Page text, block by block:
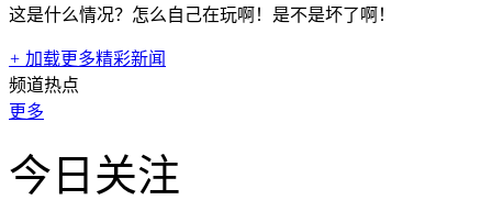
这是什么情况？怎么自己在玩啊！是不是坏了啊！
+ 加载更多精彩新闻
频道热点
更多
今日关注